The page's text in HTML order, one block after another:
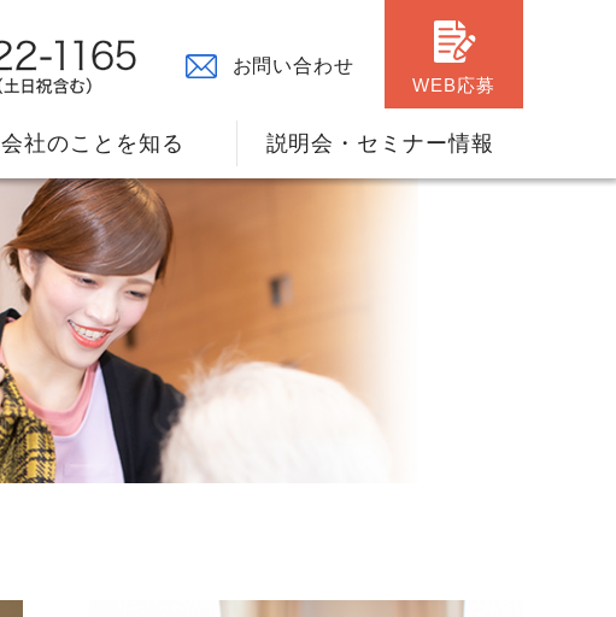
お問い合わせ
WEB応募
キャリアプランのサポート
会社のことを知る
我々の原点
説明会・セミナー情報